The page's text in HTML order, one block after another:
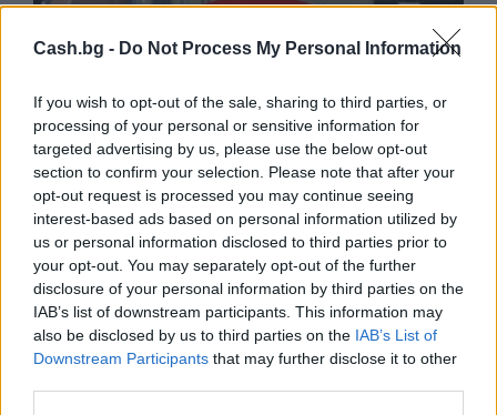
Cash.bg - Do Not Process My Personal Information
If you wish to opt-out of the sale, sharing to third parties, or
processing of your personal or sensitive information for
targeted advertising by us, please use the below opt-out
section to confirm your selection. Please note that after your
opt-out request is processed you may continue seeing
interest-based ads based on personal information utilized by
us or personal information disclosed to third parties prior to
your opt-out. You may separately opt-out of the further
disclosure of your personal information by third parties on the
IAB’s list of downstream participants. This information may
also be disclosed by us to third parties on the IAB’s List of
Downstream Participants that may further disclose it to other
Древен храм на почти 900 години
откриха под кафене за сладолед в
Полша